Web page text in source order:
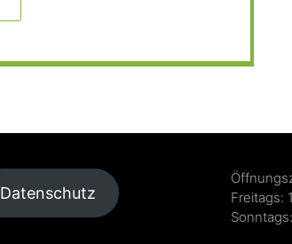
Datenschutz
Freitags: